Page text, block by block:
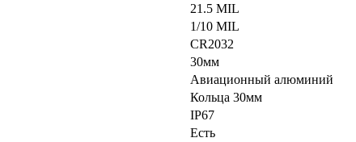
21.5 MIL
1/10 MIL
CR2032
30мм
Авиационный алюминий
Кольца 30мм
IP67
Есть